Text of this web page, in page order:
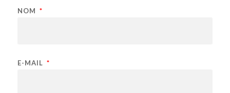
NOM *
E-MAIL *